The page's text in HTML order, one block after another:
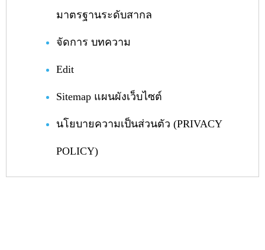
มาตรฐานระดับสากล
จัดการ บทความ
Edit
Sitemap แผนผังเว็บไซต์
นโยบายความเป็นส่วนตัว (PRIVACY
POLICY)